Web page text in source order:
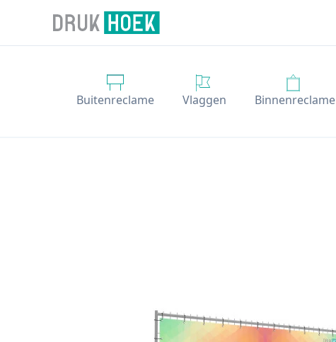
Drukhoek NL
Buitenreclame Vlaggen Binnenreclame